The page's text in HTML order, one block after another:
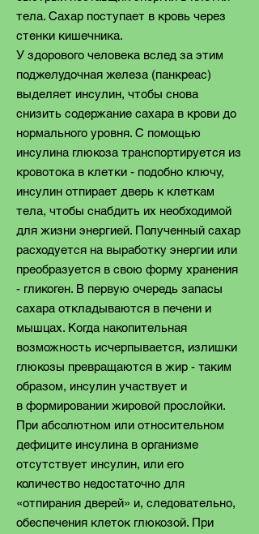
тела. Сахар поступает в кровь через
стенки кишечника.
У здорового человека вслед за этим
поджелудочная железа (панкреас)
выделяет инсулин, чтобы снова
снизить содержание сахара в крови до
нормального уровня. С помощью
инсулина глюкоза транспортируется из
кровотока в клетки - подобно ключу,
инсулин отпирает дверь к клеткам
тела, чтобы снабдить их необходимой
для жизни энергией. Полученный сахар
расходуется на выработку энергии или
преобразуется в свою форму хранения
- гликоген. В первую очередь запасы
сахара откладываются в печени и
мышцах. Когда накопительная
возможность исчерпывается, излишки
глюкозы превращаются в жир - таким
образом, инсулин участвует и
в формировании жировой прослойки.
При абсолютном или относительном
дефиците инсулина в организме
отсутствует инсулин, или его
количество недостаточно для
«отпирания дверей» и, следовательно,
обеспечения клеток глюкозой. При